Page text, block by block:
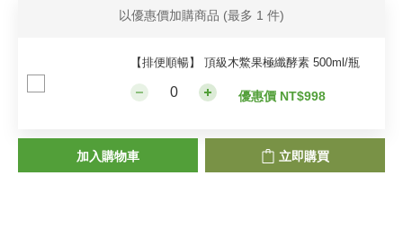
以優惠價加購商品 (最多 1 件)
【排便順暢】 頂級木鱉果極纖酵素 500ml/瓶
優惠價 NT$998
加入購物車 立即購買